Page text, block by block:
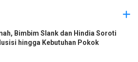
Bimbim Slank dan Hindia Soroti
hingga Kebutuhan Pokok